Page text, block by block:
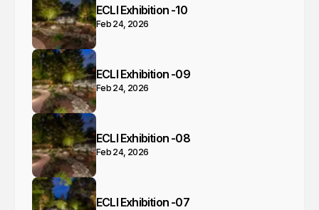
ECLI Exhibition -10
Feb 24, 2026
ECLI Exhibition -09
Feb 24, 2026
ECLI Exhibition -08
Feb 24, 2026
ECLI Exhibition -07